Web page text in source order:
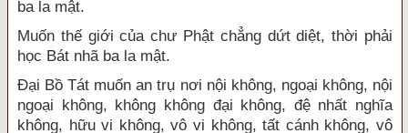
ba la mật.
Muốn thế giới của chư Phật chẳng dứt diệt, thời phải
học Bát nhã ba la mật.
Đại Bồ Tát muốn an trụ nơi nội không, ngoại không, nội
ngoại không, không không đại không, đệ nhất nghĩa
không, hữu vi không, vô vi không, tất cánh không, vô